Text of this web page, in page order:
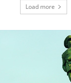
Load more